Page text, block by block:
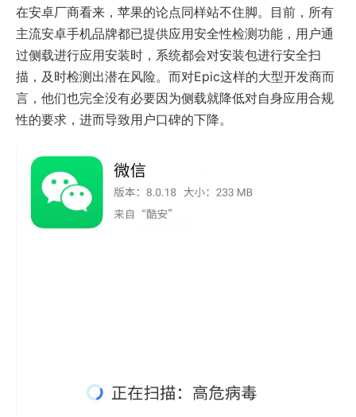
在安卓厂商看来，苹果的论点同样站不住脚。目前，所有
主流安卓手机品牌都已提供应用安全性检测功能，用户通
过侧载进行应用安装时，系统都会对安装包进行安全扫
描，及时检测出潜在风险。而对Epic这样的大型开发商而
言，他们也完全没有必要因为侧载就降低对自身应用合规
性的要求，进而导致用户口碑的下降。